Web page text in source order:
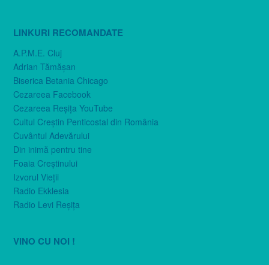
LINKURI RECOMANDATE
A.P.M.E. Cluj
Adrian Tămăşan
Biserica Betania Chicago
Cezareea Facebook
Cezareea Reşiţa YouTube
Cultul Creştin Penticostal din România
Cuvântul Adevărului
Din inimă pentru tine
Foaia Creştinului
Izvorul Vieţii
Radio Ekklesia
Radio Levi Reşiţa
VINO CU NOI !